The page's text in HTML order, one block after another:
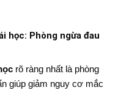
học: Phòng ngừa đau
rõ ràng nhất là phòng
giúp giảm nguy cơ mắc